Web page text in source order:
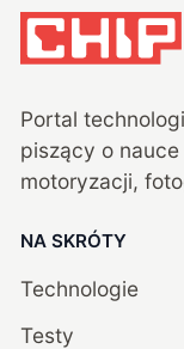
Portal
piszący o
motoryzacji,
NA SKRÓTY
Technologie
Testy